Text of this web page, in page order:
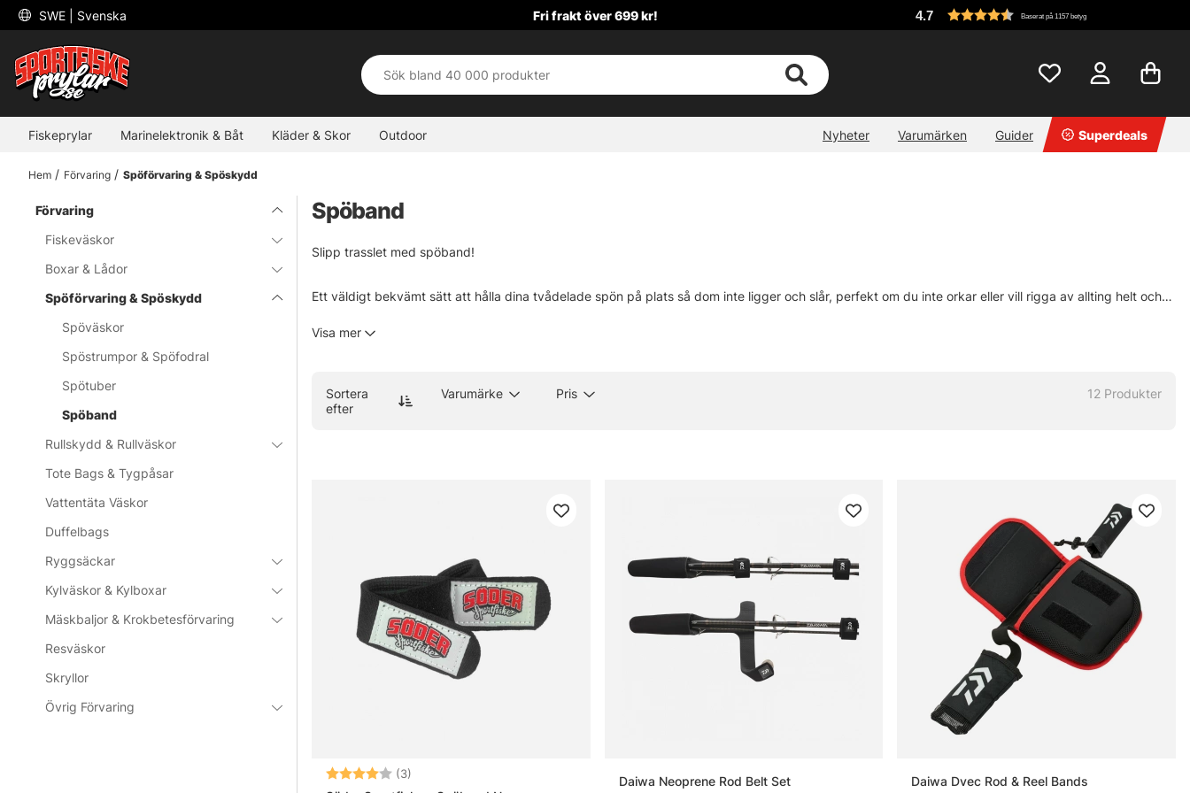
SWE | Svenska Fri frakt över 699 kr! 4.7 Baserat på 1157 betyg
Fiskeprylar Marinelektronik & Båt Kläder & Skor Outdoor Nyheter Varumärken Guider Superdeals
Hem Förvaring Spöförvaring & Spöskydd
Förvaring
Fiskeväskor
Boxar & Lådor
Spöförvaring & Spöskydd
Spöväskor
Spöstrumpor & Spöfodral
Spötuber
Spöband
Rullskydd & Rullväskor
Tote Bags & Tygpåsar
Vattentäta Väskor
Duffelbags
Ryggsäckar
Kylväskor & Kylboxar
Mäskbaljor & Krokbetesförvaring
Resväskor
Skryllor
Övrig Förvaring
Spöband
Slipp trasslet med spöband!
Ett väldigt bekvämt sätt att hålla dina tvådelade spön på plats så dom inte ligger och slår, perfekt om du inte orkar eller vill rigga av allting helt och
Visa mer
Sortera
efter
Varumärke Pris 12 Produkter
Betyg: (3) Daiwa Neoprene Rod Belt Set Daiwa Dvec Rod & Reel Bands